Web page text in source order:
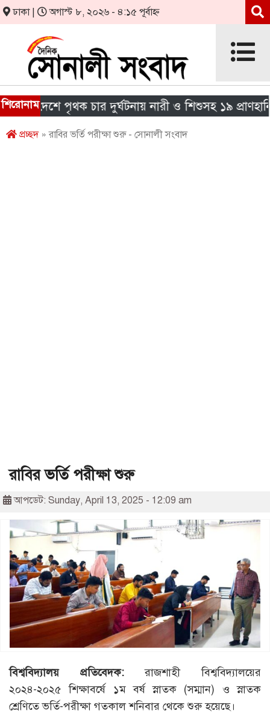
ঢাকা | অগাস্ট ৮, ২০২৬ - ৪:১৫ পূর্বাহ্ন
শিরোনাম
দেশে পৃথক চার দুর্ঘটনায় নারী ও শিশুসহ ১৯ প্রাণহানি
প্রচ্ছদ» রাবির ভর্তি পরীক্ষা শুরু - সোনালী সংবাদ
রাবির ভর্তি পরীক্ষা শুরু
আপডেট: Sunday, April 13, 2025 - 12:09 am
বিশ্ববিদ্যালয় প্রতিবেদক:রাজশাহী বিশ্ববিদ্যালয়ের
২০২৪-২০২৫ শিক্ষাবর্ষে ১ম বর্ষ স্নাতক (সম্মান) ও স্নাতক
শ্রেণিতে ভর্তি-পরীক্ষা গতকাল শনিবার থেকে শুরু হয়েছে।